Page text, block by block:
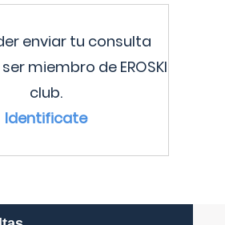
enviar tu consulta
miembro de EROSKI
club.
Identificate